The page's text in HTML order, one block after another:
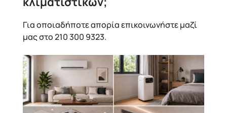
Για οποιαδήποτε απορία επικοινωνήστε μαζί
μας στο 210 300 9323.